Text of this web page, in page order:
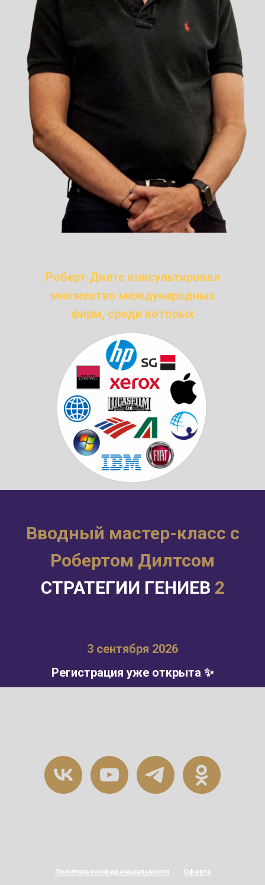
Роберт Дилтс консультировал
множество международных
фирм, среди которых
Вводный мастер-класс с
Робертом Дилтсом
СТРАТЕГИИ ГЕНИЕВ 2
3 сентября 2026
Регистрация уже открыта ✨
Политика конфиденциальности Оферта